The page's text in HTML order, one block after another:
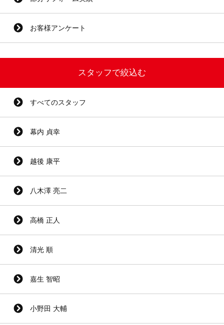
お客様アンケート
スタッフで絞込む
すべてのスタッフ
幕内 貞幸
越後 康平
八木澤 亮二
高橋 正人
清光 順
嘉生 智昭
小野田 大輔